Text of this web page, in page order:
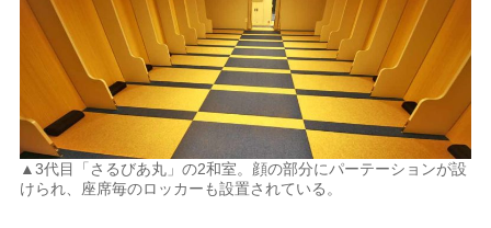
▲3代目「さるびあ丸」の2和室。顔の部分にパーテーションが設
けられ、座席毎のロッカーも設置されている。